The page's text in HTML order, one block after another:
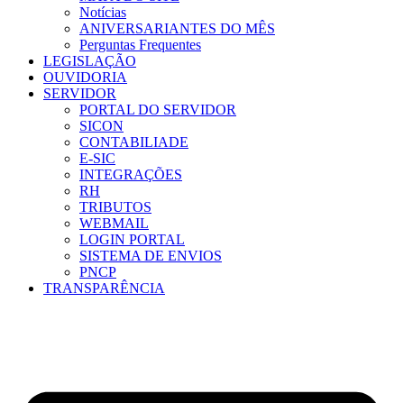
Notícias
ANIVERSARIANTES DO MÊS
Perguntas Frequentes
LEGISLAÇÃO
OUVIDORIA
SERVIDOR
PORTAL DO SERVIDOR
SICON
CONTABILIADE
E-SIC
INTEGRAÇÕES
RH
TRIBUTOS
WEBMAIL
LOGIN PORTAL
SISTEMA DE ENVIOS
PNCP
TRANSPARÊNCIA